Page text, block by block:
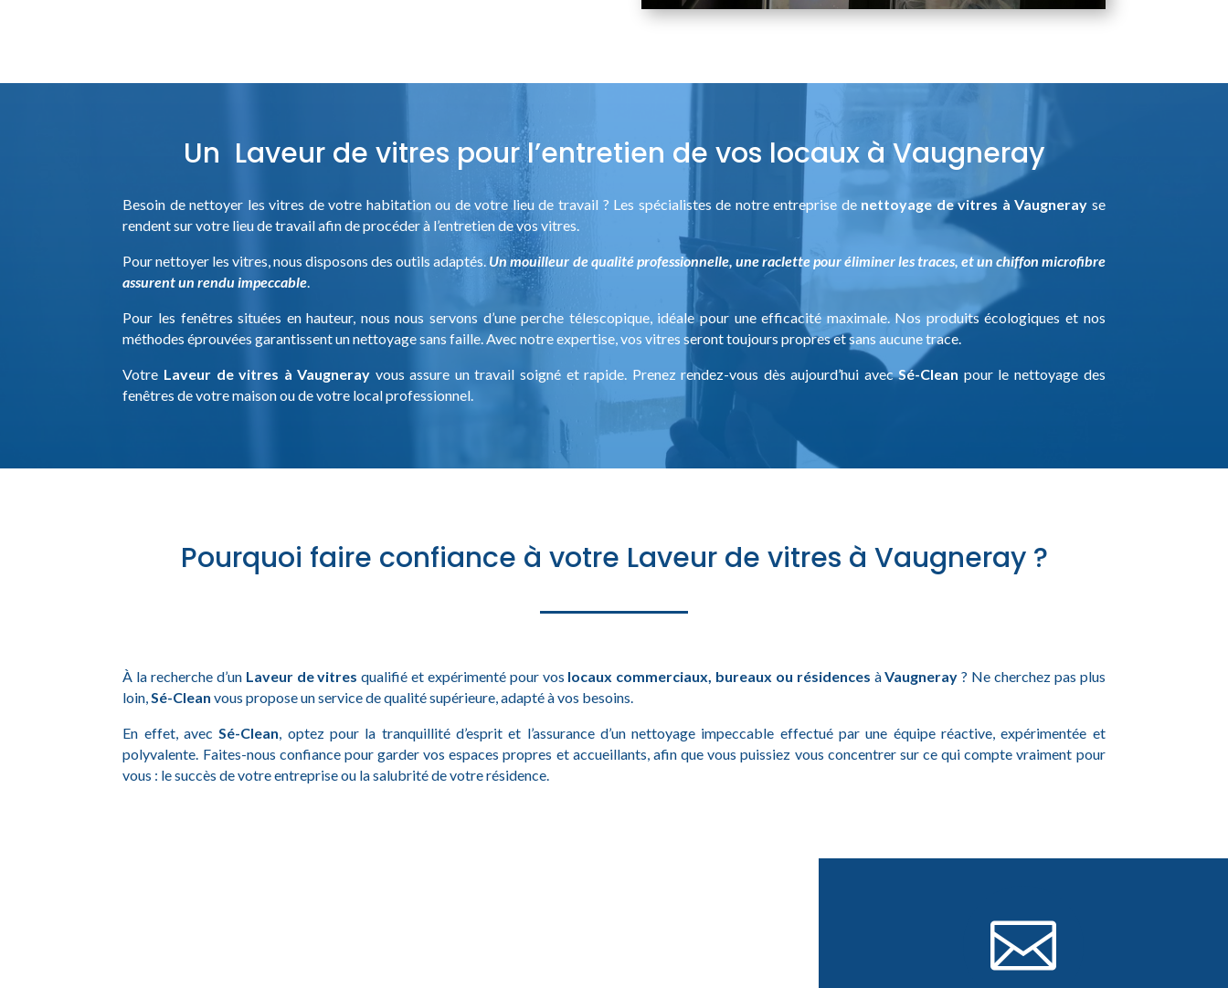
Un Laveur de vitres pour l’entretien de vos locaux à Vaugneray
Besoin de nettoyer les vitres de votre habitation ou de votre lieu de travail ? Les spécialistes de notre entreprise de nettoyage de vitres à Vaugneray se
rendent sur votre lieu de travail afin de procéder à l’entretien de vos vitres.
Pour nettoyer les vitres, nous disposons des outils adaptés. Un mouilleur de qualité professionnelle, une raclette pour éliminer les traces, et un chiffon microfibre
assurent un rendu impeccable
Pour les fenêtres situées en hauteur, nous nous servons d’une perche télescopique, idéale pour une efficacité maximale. Nos produits écologiques et nos
méthodes éprouvées garantissent un nettoyage sans faille. Avec notre expertise, vos vitres seront toujours propres et sans aucune trace.
Votre Laveur de vitres à Vaugneray vous assure un travail soigné et rapide. Prenez rendez-vous dès aujourd’hui avecSé-Clean pour le nettoyage des
fenêtres de votre maison ou de votre local professionnel.
Pourquoi faire confiance à votre Laveur de vitres à Vaugneray ?
À la recherche d’un Laveur de vitres qualifié et expérimenté pour vos locaux commerciaux, bureaux ou résidences àVaugneray ? Ne cherchez pas plus
loin, Sé-Clean vous propose un service de qualité supérieure, adapté à vos besoins.
En effet, avec Sé-Clean , optez pour la tranquillité d’esprit et l’assurance d’un nettoyage impeccable effectué par une équipe réactive, expérimentée et
polyvalente. Faites-nous confiance pour garder vos espaces propres et accueillants, afin que vous puissiez vous concentrer sur ce qui compte vraiment pour
vous : le succès de votre entreprise ou la salubrité de votre résidence.
